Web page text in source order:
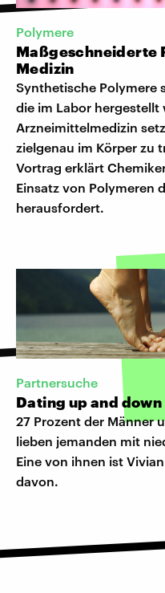
Polymere
Maßgeschneiderte
Medizin
Synthetische Polymere
die im Labor hergestellt
Arzneimittelmedizin
zielgenau im Körper zu
Vortrag erklärt
Einsatz von Polymeren
herausfordert.
Partnersuche
Dating up and down
27 Prozent der Männer
lieben jemanden mit
Eine von ihnen ist
davon.